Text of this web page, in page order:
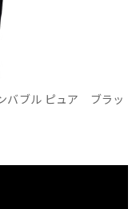
バブル ピュア ブラッ